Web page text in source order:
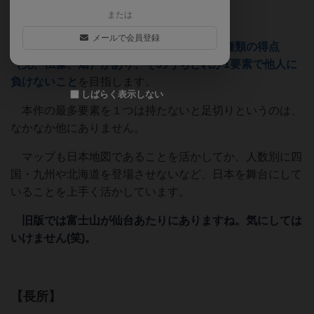
【ざっくり解説】
３つの種類の得点
（兜、仏像、畑）があり、そのうちどれか1要素で他人に
負けないこと を目指します。
本作の最多要素を１つは持たないと足切りというのは、
なかなか他にありません。
マップも日本地図であることを活かしてか、人数別に四
国・九州や北海道を登場させないなど、日本を舞台にして
いることを上手く活かしています。
旧版では富士山が仙台あたりにありますね。気にしては
いけません(笑)。
【長所】
または
メールで会員登録
しばらく表示しない